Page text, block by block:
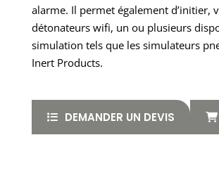
alarme. Il permet également d’initier,
détonateurs wifi, un ou plusieurs
simulation tels que les simulateurs
Inert Products.
DEMANDER UN DEVIS